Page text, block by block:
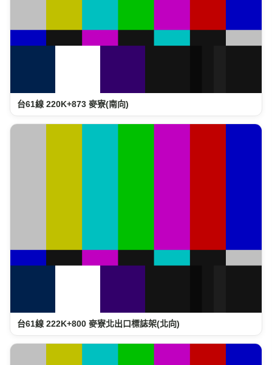
台61線 220K+873 麥寮(南向)
台61線 222K+800 麥寮北出口標誌架(北向)